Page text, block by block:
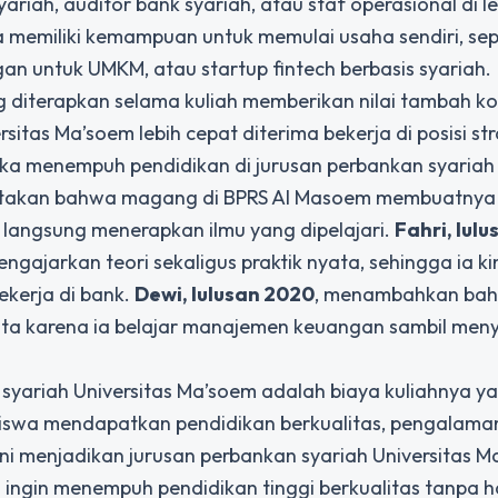
kemampuan untuk memulai usaha sendiri,
untuk UMKM, atau startup fintech berbasis syariah.
selama kuliah memberikan nilai tambah
Ma’soem lebih cepat diterima bekerja di posisi
menempuh pendidikan di jurusan perbankan syariah
bahwa magang di BPRS Al Masoem
menerapkan ilmu yang dipelajari. Fahri,
teori sekaligus praktik nyata, sehingga ia
di bank. Dewi, lulusan 2020, menambahkan
karena ia belajar manajemen keuangan sambil
Universitas Ma’soem adalah biaya kuliahnya
mendapatkan pendidikan berkualitas,
jurusan perbankan syariah Universitas
menempuh pendidikan tinggi berkualitas tanpa